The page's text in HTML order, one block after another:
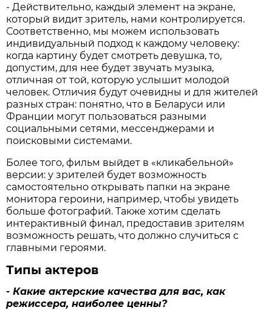
- Действительно, каждый элемент на экране,
который видит зритель, нами контролируется.
Соответственно, мы можем использовать
индивидуальный подход к каждому человеку:
когда картину будет смотреть девушка, то,
допустим, для нее будет звучать музыка,
отличная от той, которую услышит молодой
человек. Отличия будут очевидны и для жителей
разных стран: понятно, что в Беларуси или
Франции могут пользоваться разными
социальными сетями, мессенджерами и
поисковыми системами.
Более того, фильм выйдет в «кликабельной»
версии: у зрителей будет возможность
самостоятельно открывать папки на экране
монитора героини, например, чтобы увидеть
больше фотографий. Также хотим сделать
интерактивный финал, предоставив зрителям
возможность решать, что должно случиться с
главными героями.
Типы актеров
- Какие актерские качества для вас, как
режиссера, наиболее ценны?